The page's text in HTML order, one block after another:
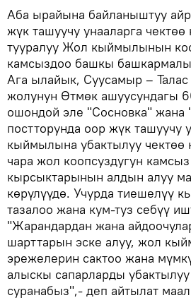
Аба ырайына байланыштуу
жүк ташуучу унааларга чектөө
тууралуу Жол кыймылынын
камсыздоо башкы
Ага ылайык, Суусамыр – Талас
жолунун Өтмөк ашуусундагы
ошондой эле "Сосновка" жана
постторунда оор жүк ташуучу
кыймылына убактылуу чектөө
чара жол коопсуздугун
кырсыктарынын алдын алуу
көрүлүүдө. Учурда тиешелүү
тазалоо жана кум-туз себүү
"Жарандардан жана
шарттарын эске алуу, жол
эрежелерин сактоо жана
алыскы сапарларды
суранабыз",- деп айтылат